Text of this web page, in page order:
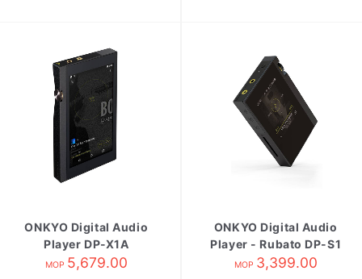
ONKYO Digital Audio
Player DP-X1A
MOP 5,679.00
ONKYO Digital Audio
Player - Rubato DP-S1
MOP 3,399.00